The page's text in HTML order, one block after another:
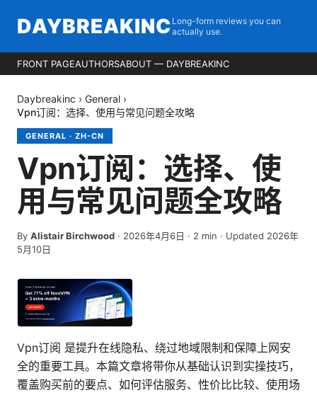
DAYBREAKINC Long-form reviews you can
actually use.
FRONT PAGEAUTHORSABOUT — DAYBREAKINC
Daybreakinc › General ›
Vpn订阅：选择、使用与常见问题全攻略
GENERAL · ZH-CN
Vpn订阅：选择、使
用与常见问题全攻略
By Alistair Birchwood · 2026年4月6日 · 2 min · Updated 2026年
5月10日
Vpn订阅 是提升在线隐私、绕过地域限制和保障上网安
全的重要工具。本篇文章将带你从基础认识到实操技巧，
覆盖购买前的要点、如何评估服务、性价比比较、使用场